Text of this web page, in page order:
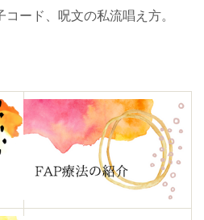
コード、呪文の私流唱え方。